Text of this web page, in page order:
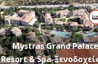
Mystras Grand Palace
Resort & Spa-